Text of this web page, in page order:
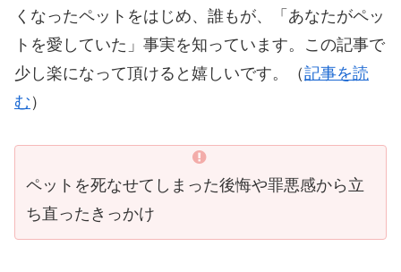
くなったペットをはじめ、誰もが、「あなたがペッ
トを愛していた」事実を知っています。この記事で
少し楽になって頂けると嬉しいです。（記事を読
む ）
ペットを死なせてしまった後悔や罪悪感から立
ち直ったきっかけ